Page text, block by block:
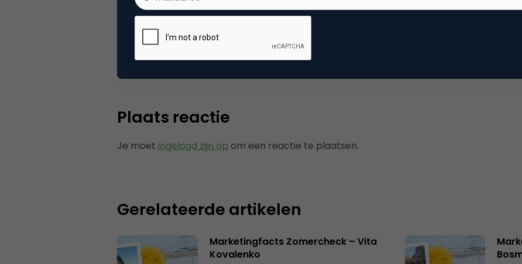
Categorie
social media marketing
Plaats reactie
Je moet ingelogd zijn op om een reactie te plaatsen.
Gerelateerde artikelen
Marketingfacts Zomercheck – Vita
Kovalenko